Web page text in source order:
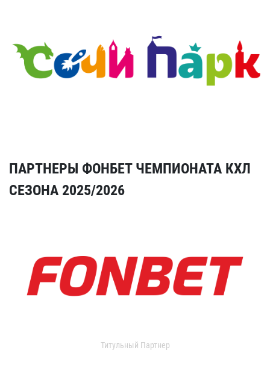
ПАРТНЕРЫ ФОНБЕТ ЧЕМПИОНАТА КХЛ
СЕЗОНА 2025/2026
Титульный Партнер